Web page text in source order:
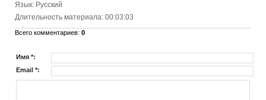
Язык: Русский
Длительность материала: 00:03:03
Всего комментариев: 0
Имя *:
Email *: